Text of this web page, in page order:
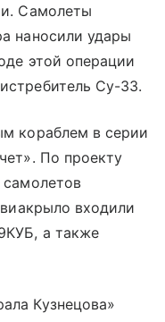
Самолеты
наносили удары
этой операции
Су-33.
кораблем в серии
По проекту
самолетов
входили
а также
Кузнецова»